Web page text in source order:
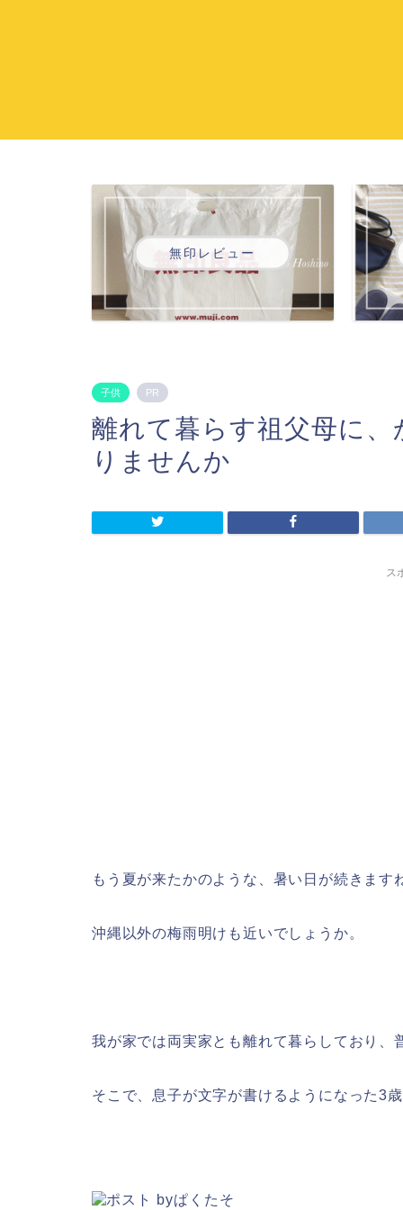
無印レビュー
子供 PR
離れて暮らす祖父母に
りませんか
ス
もう夏が来たかのような、暑い日が続きます
沖縄以外の梅雨明けも近いでしょうか。
我が家では両実家とも離れて暮らしており、
そこで、息子が文字が書けるようになった3